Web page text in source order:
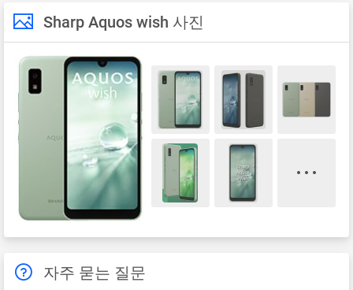
Sharp Aquos wish 사진
자주 묻는 질문